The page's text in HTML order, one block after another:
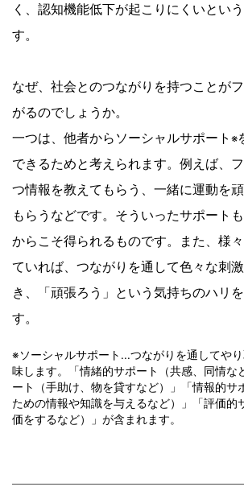
く、認知機能低下が起こりにくいとい
す。
なぜ、社会とのつながりを持つことが
がるのでしょうか。
一つは、他者からソーシャルサポート ※
できるためと考えられます。例えば、
つ情報を教えてもらう、一緒に運動を
もらうなどです。そういったサポート
からこそ得られるものです。また、様
ていれば、つながりを通して色々な刺
き、「頑張ろう」という気持ちのハリ
す。
※ソーシャルサポート...つながりを通してや
味します。「情緒的サポート（共感、同情な
ート（手助け、物を貸すなど）」「情報的サ
ための情報や知識を与えるなど）」「評価的
価をするなど）」が含まれます。